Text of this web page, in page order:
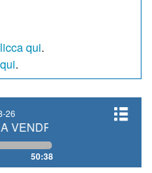
qui.
.
26
FILIPPO FIORELLI
50:38